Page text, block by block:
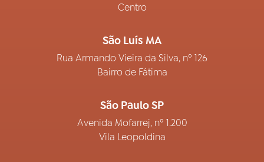
Centro
São Luís MA
Rua Armando Vieira da Silva, nº 126
Bairro de Fátima
São Paulo SP
Avenida Mofarrej, nº 1.200
Vila Leopoldina